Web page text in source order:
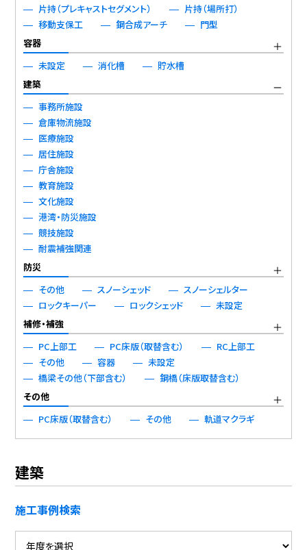
片持（プレキャストセグメント）
片持（場所打）
移動支保工
鋼合成アーチ
門型
容器
未設定
消化槽
貯水槽
建築
事務所施設
倉庫物流施設
医療施設
居住施設
庁舎施設
教育施設
文化施設
港湾・防災施設
競技施設
耐震補強関連
防災
その他
スノーシェッド
スノーシェルター
ロックキーパー
ロックシェッド
未設定
補修・補強
PC上部工
PC床版（取替含む）
RC上部工
その他
容器
未設定
橋梁その他（下部含む）
鋼橋（床版取替含む）
その他
PC床版（取替含む）
その他 軌道マクラギ
建築
施工事例検索